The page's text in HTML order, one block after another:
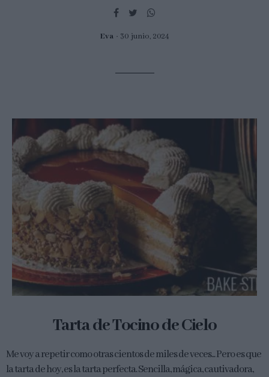
Eva 30 junio, 2024
Tarta de Tocino de Cielo
Me voy a repetir como otras cientos de miles de veces... Pero es que
la tarta de hoy, es la tarta perfecta. Sencilla, mágica, cautivadora,